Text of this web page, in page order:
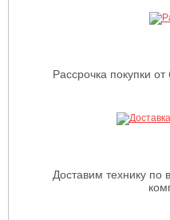
Рассрочка покупки
Доставим технику по